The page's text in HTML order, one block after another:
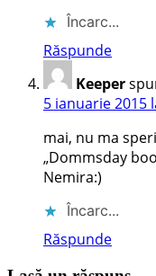
Încarc...
Răspunde
Keeper
5 ianuarie 2015
mai, nu ma
„Dommsday
Nemira:)
Încarc...
Răspunde